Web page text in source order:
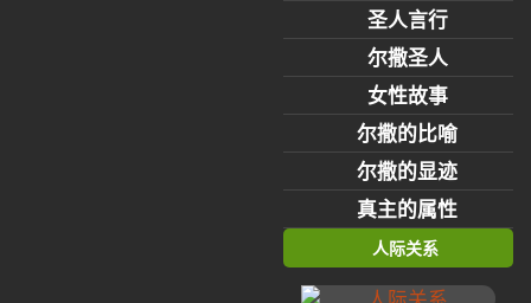
圣人言行
尔撒圣人
女性故事
尔撒的比喻
尔撒的显迹
真主的属性
人际关系